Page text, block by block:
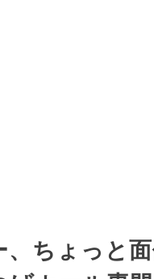
、ちょっと